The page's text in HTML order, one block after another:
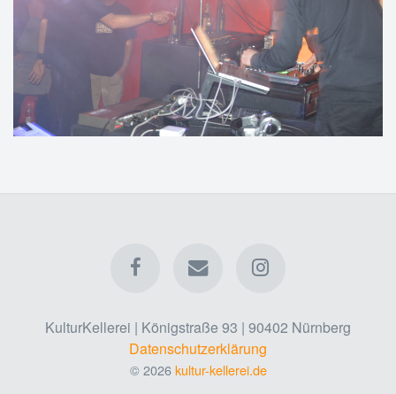
KulturKellerei | Königstraße 93 | 90402 Nürnberg
Datenschutzerklärung
© 2026kultur-kellerei.de